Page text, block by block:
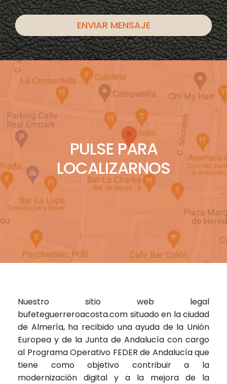
PULSE PARA
LOCALIZARNOS
Nuestro sitio web legal
bufeteguerreroacosta.com situado en la ciudad
de Almería, ha recibido una ayuda de la Unión
Europea y de la Junta de Andalucía con cargo
al Programa Operativo FEDER de Andalucía que
tiene como objetivo contribuir a la
modernización digital y a la mejora de la